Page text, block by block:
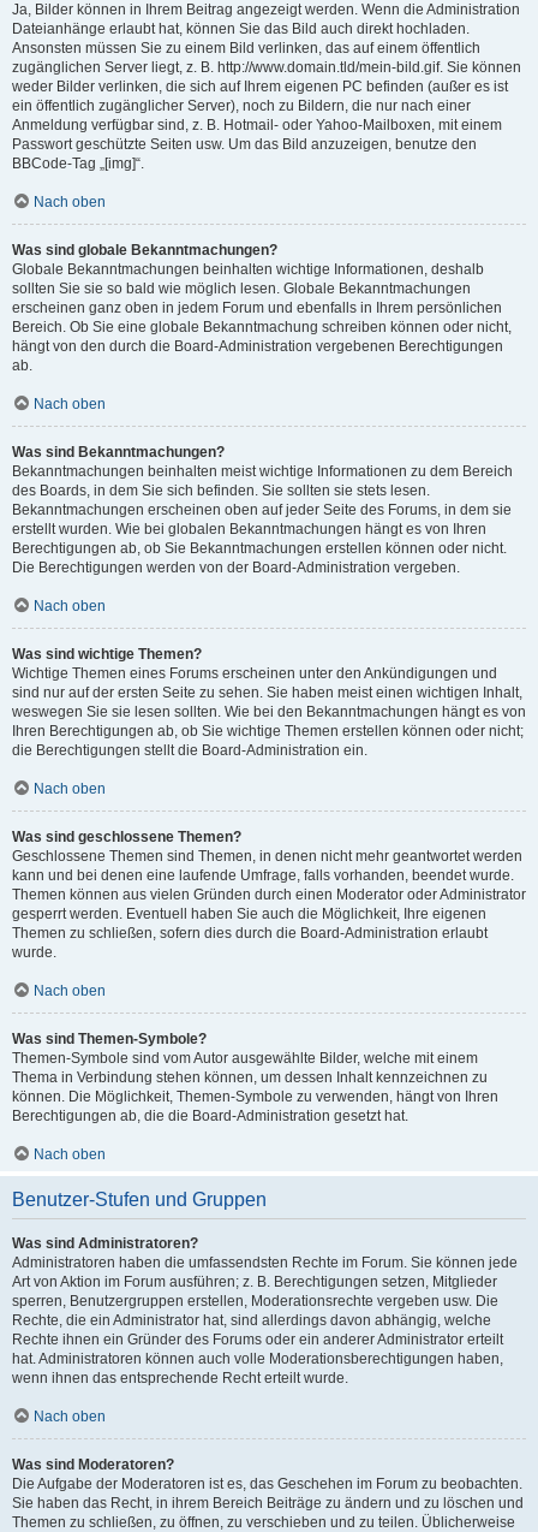
Ja, Bilder können in Ihrem Beitrag angezeigt werden. Wenn die Administration
Dateianhänge erlaubt hat, können Sie das Bild auch direkt hochladen.
Ansonsten müssen Sie zu einem Bild verlinken, das auf einem öffentlich
zugänglichen Server liegt, z. B. http://www.domain.tld/mein-bild.gif. Sie können
weder Bilder verlinken, die sich auf Ihrem eigenen PC befinden (außer es ist
ein öffentlich zugänglicher Server), noch zu Bildern, die nur nach einer
Anmeldung verfügbar sind, z. B. Hotmail- oder Yahoo-Mailboxen, mit einem
Passwort geschützte Seiten usw. Um das Bild anzuzeigen, benutze den
BBCode-Tag „[img]“.
Nach oben
Was sind globale Bekanntmachungen?
Globale Bekanntmachungen beinhalten wichtige Informationen, deshalb
sollten Sie sie so bald wie möglich lesen. Globale Bekanntmachungen
erscheinen ganz oben in jedem Forum und ebenfalls in Ihrem persönlichen
Bereich. Ob Sie eine globale Bekanntmachung schreiben können oder nicht,
hängt von den durch die Board-Administration vergebenen Berechtigungen
ab.
Nach oben
Was sind Bekanntmachungen?
Bekanntmachungen beinhalten meist wichtige Informationen zu dem Bereich
des Boards, in dem Sie sich befinden. Sie sollten sie stets lesen.
Bekanntmachungen erscheinen oben auf jeder Seite des Forums, in dem sie
erstellt wurden. Wie bei globalen Bekanntmachungen hängt es von Ihren
Berechtigungen ab, ob Sie Bekanntmachungen erstellen können oder nicht.
Die Berechtigungen werden von der Board-Administration vergeben.
Nach oben
Was sind wichtige Themen?
Wichtige Themen eines Forums erscheinen unter den Ankündigungen und
sind nur auf der ersten Seite zu sehen. Sie haben meist einen wichtigen Inhalt,
weswegen Sie sie lesen sollten. Wie bei den Bekanntmachungen hängt es von
Ihren Berechtigungen ab, ob Sie wichtige Themen erstellen können oder nicht;
die Berechtigungen stellt die Board-Administration ein.
Nach oben
Was sind geschlossene Themen?
Geschlossene Themen sind Themen, in denen nicht mehr geantwortet werden
kann und bei denen eine laufende Umfrage, falls vorhanden, beendet wurde.
Themen können aus vielen Gründen durch einen Moderator oder Administrator
gesperrt werden. Eventuell haben Sie auch die Möglichkeit, Ihre eigenen
Themen zu schließen, sofern dies durch die Board-Administration erlaubt
wurde.
Nach oben
Was sind Themen-Symbole?
Themen-Symbole sind vom Autor ausgewählte Bilder, welche mit einem
Thema in Verbindung stehen können, um dessen Inhalt kennzeichnen zu
können. Die Möglichkeit, Themen-Symbole zu verwenden, hängt von Ihren
Berechtigungen ab, die die Board-Administration gesetzt hat.
Nach oben
Benutzer-Stufen und Gruppen
Was sind Administratoren?
Administratoren haben die umfassendsten Rechte im Forum. Sie können jede
Art von Aktion im Forum ausführen; z. B. Berechtigungen setzen, Mitglieder
sperren, Benutzergruppen erstellen, Moderationsrechte vergeben usw. Die
Rechte, die ein Administrator hat, sind allerdings davon abhängig, welche
Rechte ihnen ein Gründer des Forums oder ein anderer Administrator erteilt
hat. Administratoren können auch volle Moderationsberechtigungen haben,
wenn ihnen das entsprechende Recht erteilt wurde.
Nach oben
Was sind Moderatoren?
Die Aufgabe der Moderatoren ist es, das Geschehen im Forum zu beobachten.
Sie haben das Recht, in ihrem Bereich Beiträge zu ändern und zu löschen und
Themen zu schließen, zu öffnen, zu verschieben und zu teilen. Üblicherweise